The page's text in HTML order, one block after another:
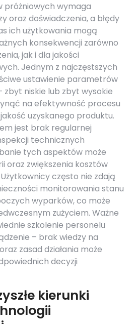
próżniowych wymaga
oraz doświadczenia, a błędy
ich użytkowania mogą
konsekwencji zarówno
jak i dla jakości
Jednym z najczęstszych
ustawienie parametrów
zbyt niskie lub zbyt wysokie
na efektywność procesu
uzyskanego produktu.
jest brak regularnej
technicznych
tych aspektów może
oraz zwiększenia kosztów
często nie zdają
monitorowania stanu
wyparków, co może
zużyciem. Ważne
szkolenie personelu
– brak wiedzy na
zasad działania może
decyzji
kierunki